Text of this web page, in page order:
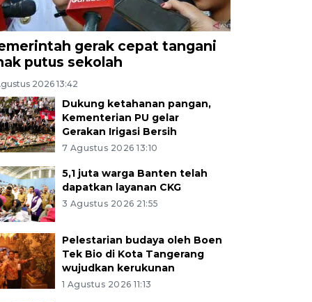
gerak cepat tangani
putus sekolah
2026 13:42
Dukung ketahanan pangan,
Kementerian PU gelar
Gerakan Irigasi Bersih
7 Agustus 2026 13:10
5,1 juta warga Banten telah
dapatkan layanan CKG
3 Agustus 2026 21:55
Pelestarian budaya oleh Boen
Tek Bio di Kota Tangerang
wujudkan kerukunan
1 Agustus 2026 11:13